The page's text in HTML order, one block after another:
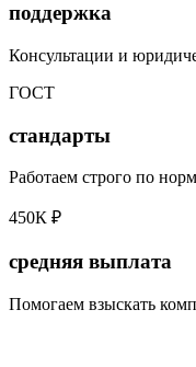
поддержка
Консультации и
ГОСТ
стандарты
Работаем строго по
450К ₽
средняя выплата
Помогаем взыскать